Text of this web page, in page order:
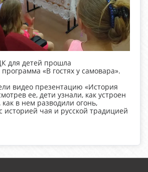
для детей прошла
«В гостях у самовара».
видео презентацию «История
ее, дети узнали, как устроен
в нем разводили огонь,
историей чая и русской традицией